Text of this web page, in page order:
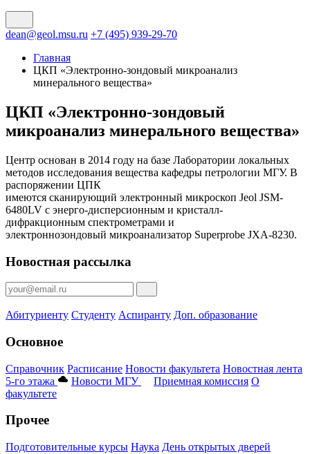
dean@geol.msu.ru +7 (495) 939-29-70
Главная
ЦКП «Электронно-зондовый микроанализ
минерального вещества»
ЦКП «Электронно-зондовый
микроанализ минерального вещества»
Центр основан в 2014 году на базе Лаборатории локальных
методов исследования вещества кафедры петрологии МГУ. В
распоряжении ЦПК
имеются сканирующий электронный микроскоп Jeol JSM-
6480LV с энерго-дисперсионным и кристалл-
дифракционным спектрометрами и
электроннозондовый микроанализатор Superprobe JXA-8230.
Новостная рассылка
Абитуриенту Студенту Аспиранту Доп. образование
Основное
Справочник Расписание Новости факультета Новостная лента
5-го этажа
Новости МГУ Приемная комиссия О
факультете
Прочее
Подготовительные курсы Наука День открытых дверей